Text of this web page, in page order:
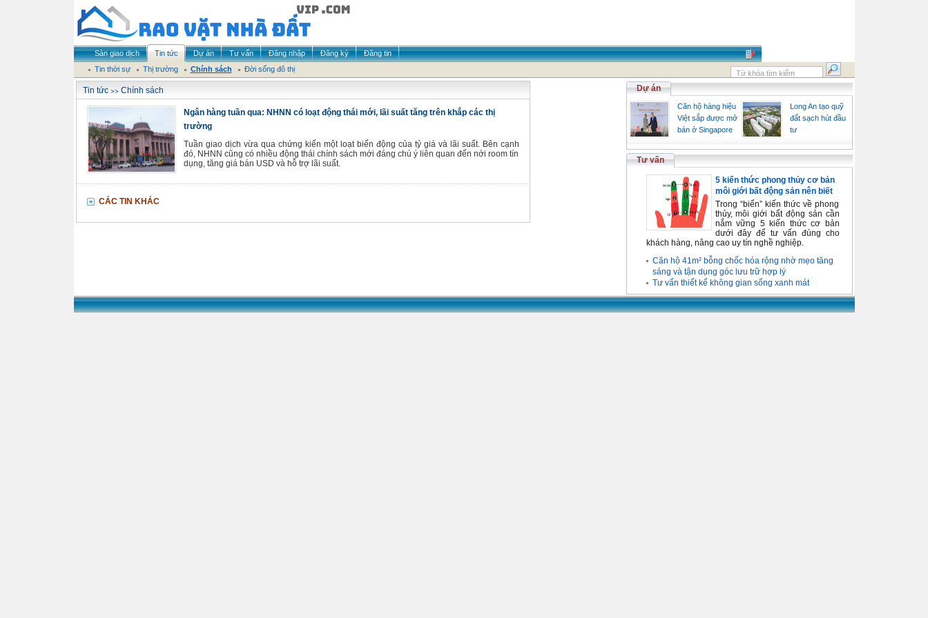
Sàn giao dịch Tin tức Dự án Tư vấn Đăng nhập Đăng ký
Đăng tin
Tin thời sự
Thị trường Chính sách Đời sống đô thị
Tin tức>> Chính sách
Ngân hàng tuần qua: NHNN có loạt động thái mới, lãi suất tăng trên khắp các thị
trường
Tuần giao dịch vừa qua chứng kiến một loạt biến động của tỷ giá và lãi suất. Bên cạnh
đó, NHNN cũng có nhiều động thái chính sách mới đáng chú ý liên quan đến nới room tín
dụng, tăng giá bán USD và hỗ trợ lãi suất.
CÁC TIN KHÁC
Dự án
Căn hộ hàng hiệu
Việt sắp được mở
bán ở Singapore
Long An tạo quỹ
đất sạch hút đầu
tư
Tư vấn
5 kiến thức phong thủy cơ bản
môi giới bất động sản nên biết
Trong “biển” kiến thức về phong
thủy, môi giới bất động sản cần
nắm vững 5 kiến thức cơ bản
dưới đây để tư vấn đúng cho
khách hàng, nâng cao uy tín nghề nghiệp.
Căn hộ 41m² bỗng chốc hóa rộng nhờ mẹo tăng
sáng và tận dụng góc lưu trữ hợp lý
Tư vấn thiết kế không gian sống xanh mát